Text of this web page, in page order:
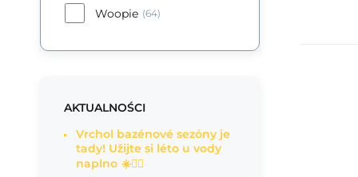
Woopie (64)
AKTUALNOŚCI
Vrchol bazénové sezóny je
tady! Užijte si léto u vody
naplno ☀️🏊‍♂️